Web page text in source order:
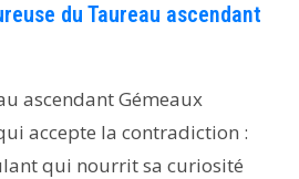
du Taureau ascendant
ascendant Gémeaux
accepte la contradiction :
qui nourrit sa curiosité